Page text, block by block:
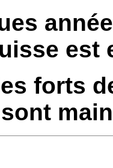
est
forts